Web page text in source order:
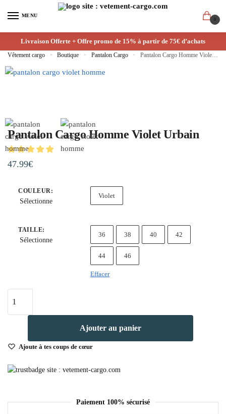
MENU
0
Livraison Offerte + Offre promo de 15% à partir de 75€ d’achats
Vêtement cargo » Boutique » Pantalon Cargo » Pantalon Cargo Homme Violet Urbain
Pantalon Cargo Homme Violet Urbain
47.99€
COULEUR :
Sélectionne
Violet
TAILLE:
Sélectionne
36 38 40 42
44 46
Effacer
de
Pantalon
Homme
Urbain
Ajouter au panier
Ajoute à tes coups de cœur
Paiement 100% sécurisé